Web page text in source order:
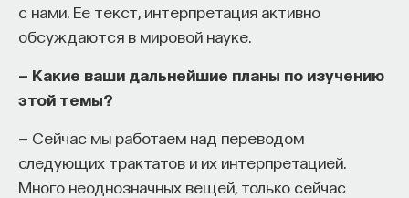
с нами. Ее текст, интерпретация активно
обсуждаются в мировой науке.
— Какие ваши дальнейшие планы по изучению
этой темы?
— Сейчас мы работаем над переводом
следующих трактатов и их интерпретацией.
Много неоднозначных вещей, только сейчас